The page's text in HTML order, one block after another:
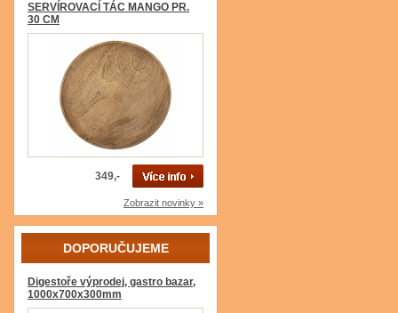
SERVÍROVACÍ TÁC MANGO PR.
30 CM
349,-
Zobrazit novinky »
DOPORUČUJEME
Digestoře výprodej, gastro bazar,
1000x700x300mm